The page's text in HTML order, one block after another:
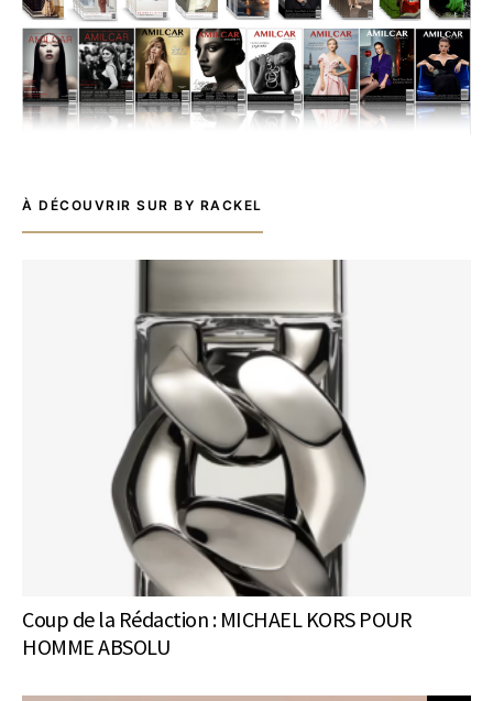
À DÉCOUVRIR SUR BY RACKEL
Coup de la Rédaction : MICHAEL KORS POUR
HOMME ABSOLU